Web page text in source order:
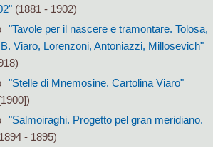
(1881 - 1902)
"Tavole per il nascere e tramontare. Tolosa,
Viaro, Lorenzoni, Antoniazzi, Millosevich"
"Stelle di Mnemosine. Cartolina Viaro"
"Salmoiraghi. Progetto pel gran meridiano.
- 1895)